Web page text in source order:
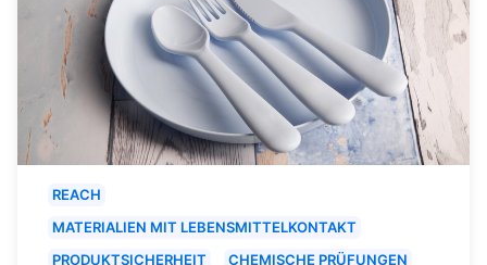
REACH
MATERIALIEN MIT LEBENSMITTELKONTAKT
PRODUKTSICHERHEIT
CHEMISCHE PRÜFUNGEN